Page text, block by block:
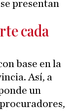
presentan
cada
base en la
Así, a
un